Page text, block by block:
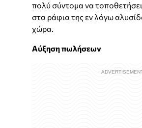
πολύ σύντομα να
στα ράφια της εν λόγω
χώρα.
Αύξηση πωλήσεων